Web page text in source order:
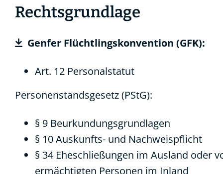
Rechtsgrundlage
Genfer Flüchtlingskonvention (GFK):
Art. 12 Personalstatut
Personenstandsgesetz (PStG):
§ 9 Beurkundungsgrundlagen
§ 10 Auskunfts- und Nachweispflicht
§ 34 Eheschließungen im Ausland oder
ermächtigten Personen im Inland